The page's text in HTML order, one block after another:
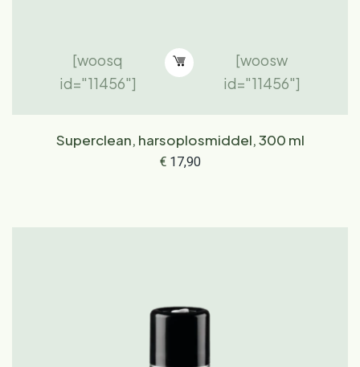
[woosq
id="11456"]
[woosw
id="11456"]
Superclean, harsoplosmiddel, 300 ml
€17,90